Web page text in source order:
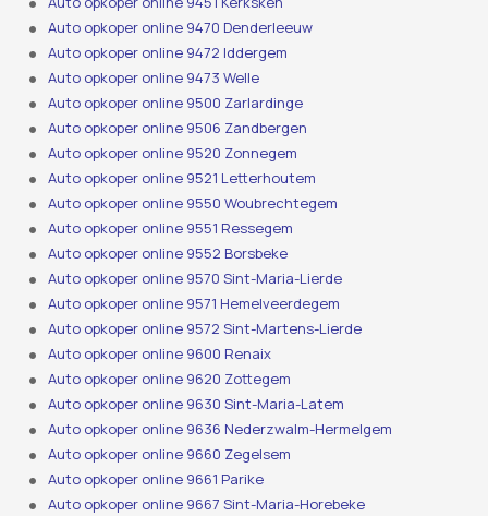
Auto opkoper online 9470 Denderleeuw
Auto opkoper online 9472 Iddergem
Auto opkoper online 9473 Welle
Auto opkoper online 9500 Zarlardinge
Auto opkoper online 9506 Zandbergen
Auto opkoper online 9520 Zonnegem
Auto opkoper online 9521 Letterhoutem
Auto opkoper online 9550 Woubrechtegem
Auto opkoper online 9551 Ressegem
Auto opkoper online 9552 Borsbeke
Auto opkoper online 9570 Sint-Maria-Lierde
Auto opkoper online 9571 Hemelveerdegem
Auto opkoper online 9572 Sint-Martens-Lierde
Auto opkoper online 9600 Renaix
Auto opkoper online 9620 Zottegem
Auto opkoper online 9630 Sint-Maria-Latem
Auto opkoper online 9636 Nederzwalm-Hermelgem
Auto opkoper online 9660 Zegelsem
Auto opkoper online 9661 Parike
Auto opkoper online 9667 Sint-Maria-Horebeke